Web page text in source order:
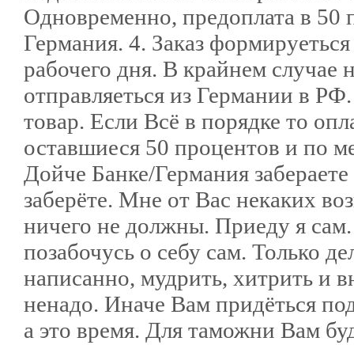
Одновременно, предоплата в 50
Германия. 4. Заказ
рабочего дня. В крайнем случае
отправляеться из Германии в
товар. Если Всё в порядке то
оставшиеся 50 процентов и по
Дойче Банке/Германия
заберёте. Мне от Вас некаких
ничего не должны. Приеду я
позабочусь о себу сам. Только
написанно, мудрить, хитрить и
ненадо. Иначе Вам придёться
а это время. Для таможни Вам